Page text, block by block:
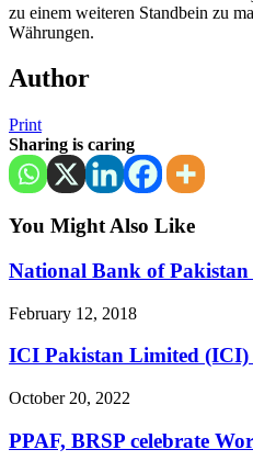
zu einem weiteren Standbein zu
Währungen.
Author
Print
Sharing is caring
You Might Also Like
National Bank of Pakistan
February 12, 2018
ICI Pakistan Limited (ICI)
October 20, 2022
PPAF, BRSP celebrate